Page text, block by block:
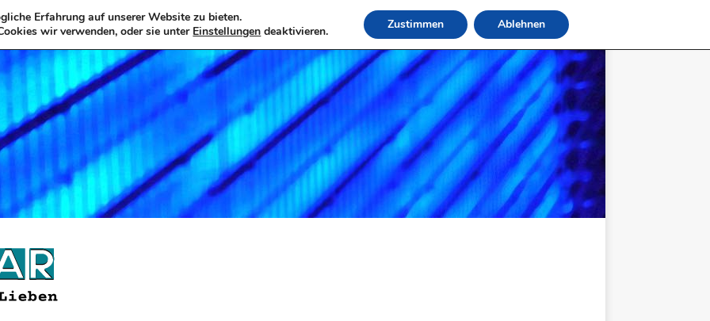
Erfahrung auf unserer Website zu bieten.
wir verwenden, oder sie unter Einstellungen deaktivieren. Zustimmen Ablehnen